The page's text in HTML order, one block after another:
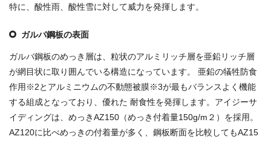
特に、酸性雨、酸性雪に対して威力を発揮します。
ガルバ鋼板の表面
ガルバ鋼板のめっき層は、粒状のアルミリッチ層を亜鉛リッチ層
が網目状に取り囲んでいる構造になっています。 亜鉛の犠牲防食
作用※2とアルミニウムの不動態被膜※3が最もバランスよく機能
する組成となっており、優れた 耐食性を発揮します。アイジーサ
イディングは、めっきAZ150（めっき付着量150g/m２）を採用。
AZ120に比べめっきの付着量が多く、鋼板断面を比較してもAZ15